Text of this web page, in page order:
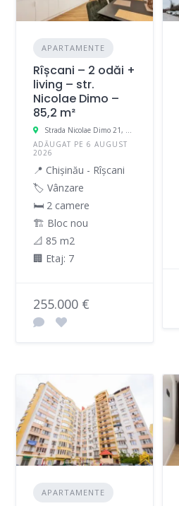
APARTAMENTE
Rîșcani – 2 odăi +
living – str.
Nicolae Dimo –
85,2 m²
Strada Nicolae Dimo 21, Riscani, Chișinău, Moldova
ADĂUGAT PE 6 AUGUST
2026
📍 Chișinău - Rîșcani
🏷️ Vânzare
🛏 2 camere
🏗️ Bloc nou
📐 85 m2
🏢 Etaj: 7
255.000 €
APARTAMENTE